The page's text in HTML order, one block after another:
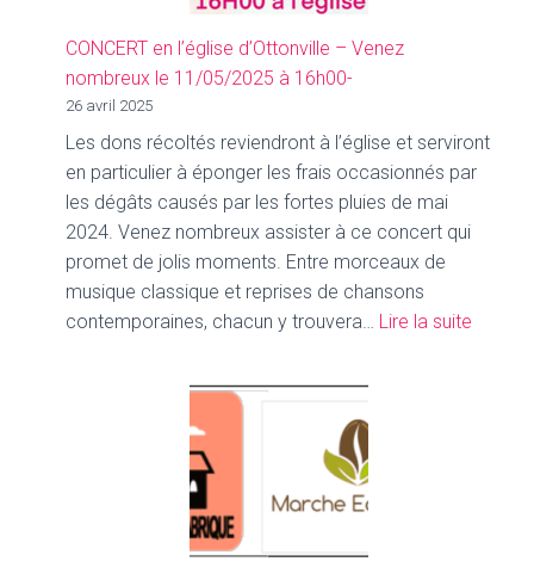
CONCERT en l’église d’Ottonville – Venez
nombreux le 11/05/2025 à 16h00-
26 avril 2025
Les dons récoltés reviendront à l’église et serviront
en particulier à éponger les frais occasionnés par
les dégâts causés par les fortes pluies de mai
2024. Venez nombreux assister à ce concert qui
promet de jolis moments. Entre morceaux de
musique classique et reprises de chansons
contemporaines, chacun y trouvera… Lire la suite